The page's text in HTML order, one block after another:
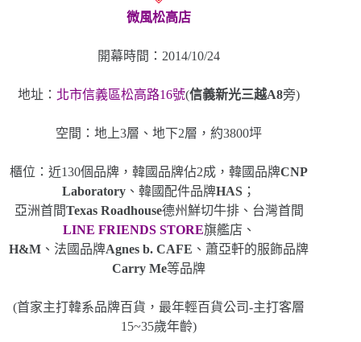
微風松高店
開幕時間：2014/10/24
地址： 北市信義區松高路16號(信義新光三越A8旁)
空間：地上3層、地下2層，約3800坪
櫃位：近130個品牌，韓國品牌佔2成，韓國品牌CNP
Laboratory 、韓國配件品牌HAS ；
亞洲首間Texas Roadhouse德州鮮切牛排、台灣首間
LINE FRIENDS STORE旗艦店、
H&M 、法國品牌Agnes b. CAFE 、蕭亞軒的服飾品牌
Carry Me等品牌
(首家主打韓系品牌百貨，最年輕百貨公司-主打客層
15~35歲年齡)